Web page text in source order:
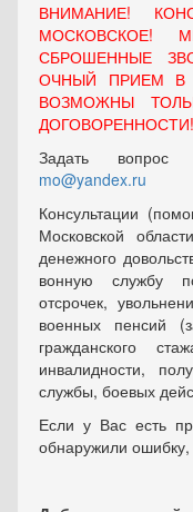
ВНИМАНИЕ!
МОСКОВСКОЕ!
СБРОШЕННЫЕ
ОЧНЫЙ ПРИЕМ В
ВОЗМОЖНЫ
ДОГОВОРЕННОСТИ!
Задать вопрос
mo@yandex.ru
Консультации
Московской
денежного
вонную службу
отсрочек,
военных пенсий
гражданского
инвалидности,
службы, боевых
Если у Вас есть
обнаружили ошибку,